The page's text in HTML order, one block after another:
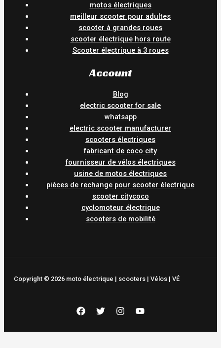
motos électriques
meilleur scooter pour adultes
scooter à grandes roues
scooter électrique hors route
Scooter électrique à 3 roues
Account
Blog
electric scooter for sale
whatsapp
electric scooter manufacturer
scooters électriques
fabricant de coco city
fournisseur de vélos électriques
usine de motos électriques
pièces de rechange pour scooter électrique
scooter citycoco
cyclomoteur électrique
scooters de mobilité
Copyright © 2026 moto électrique | scooters | Vélos | VÉ